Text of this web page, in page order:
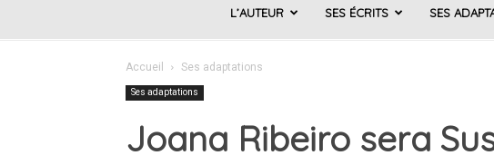
L’AUTEUR SES ÉCRITS SES
Accueil Ses adaptations
Ses adaptations
Joana Ribeiro sera